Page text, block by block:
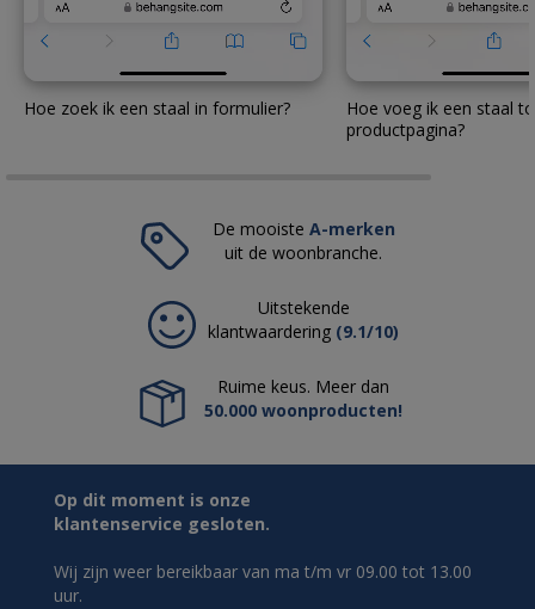
Hoe zoek ik een staal in formulier?
Hoe voeg ik een staal
productpagina?
De mooiste A-merken
uit de woonbranche.
Uitstekende
klantwaardering (9.1/10)
Ruime keus. Meer dan
50.000 woonproducten!
Op dit moment is onze
klantenservice gesloten.
Wij zijn weer bereikbaar van ma t/m vr 09.00 tot 13.00
uur.